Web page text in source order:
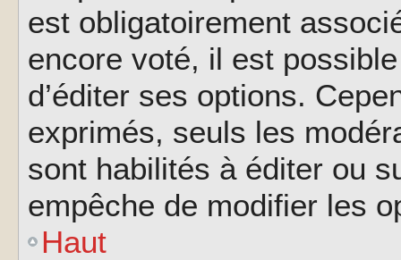
est obligatoirement
encore voté, il est
d’éditer ses options.
exprimés, seuls les
sont habilités à éditer ou
empêche de modifier les
Haut